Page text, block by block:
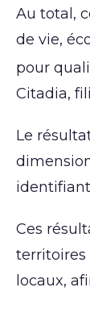
Au total,
de vie,
pour
Citadia,
Le
Ces
territoires
locaux,